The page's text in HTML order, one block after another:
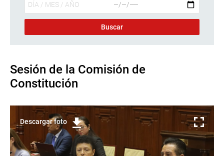
Sesión de la Comisión de
Constitución
Descargar foto